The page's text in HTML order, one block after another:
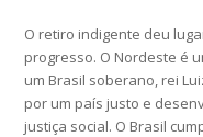
O retiro indigente deu
progresso. O Nordeste é
um Brasil soberano, rei
por um país justo e
justiça social. O Brasil